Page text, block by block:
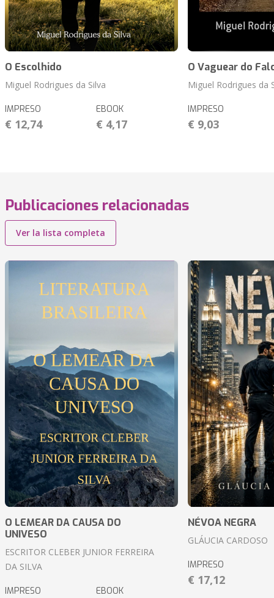
O Escolhido
Miguel Rodrigues da Silva
IMPRESO
€ 12,74
EBOOK
€ 4,17
O Vaguear do
Miguel Rodrigues da
IMPRESO
€ 9,03
Publicaciones relacionadas
Ver la lista completa
O LEMEAR DA CAUSA DO
UNIVESO
ESCRITOR CLEBER JUNIOR FERREIRA
DA SILVA
IMPRESO EBOOK
NÉVOA NEGRA
GLÁUCIA CARDOSO
IMPRESO
€ 17,12